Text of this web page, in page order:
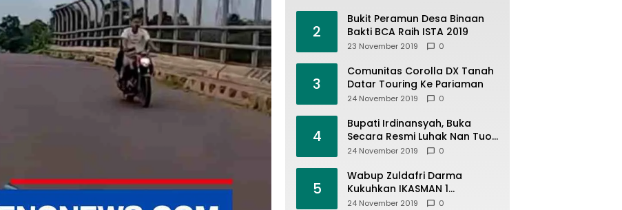
2
Bukit Peramun Desa Binaan
Bakti BCA Raih ISTA 2019
23 November 2019 0
3
Comunitas Corolla DX Tanah
Datar Touring Ke Pariaman
24 November 2019 0
4
Bupati Irdinansyah, Buka
Secara Resmi Luhak Nan Tuo
Wirabraja Adventure Offroad
24 November 2019 0
5
Wabup Zuldafri Darma
Kukuhkan IKASMAN 1
Pariangan Se Jabodetabek
24 November 2019 0